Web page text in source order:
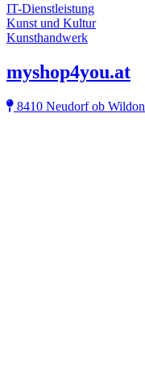
IT-Dienstleistung
Kunst und Kultur
Kunsthandwerk
myshop4you.at
8410 Neudorf ob Wildon